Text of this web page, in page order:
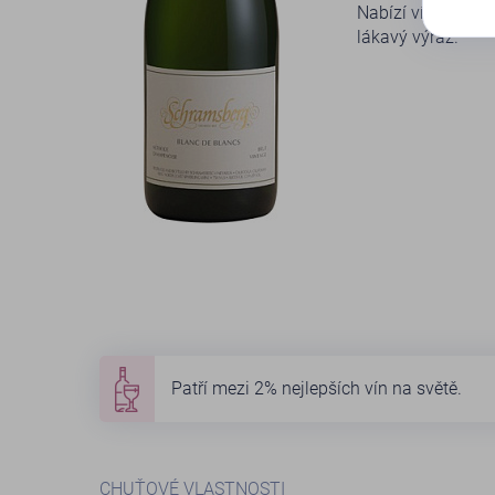
Nabízí více než
lákavý výraz.
Patří mezi 2% nejlepších vín na světě.
CHUŤOVÉ VLASTNOSTI